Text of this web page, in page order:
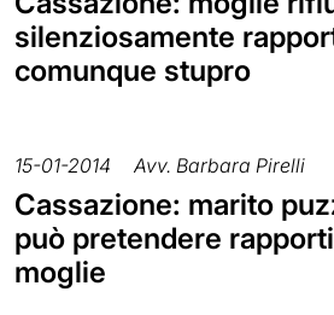
silenziosamente
comunque stupro
15-01-2014 Avv. Barbara Pirelli
Cassazione: marito
può pretendere
moglie